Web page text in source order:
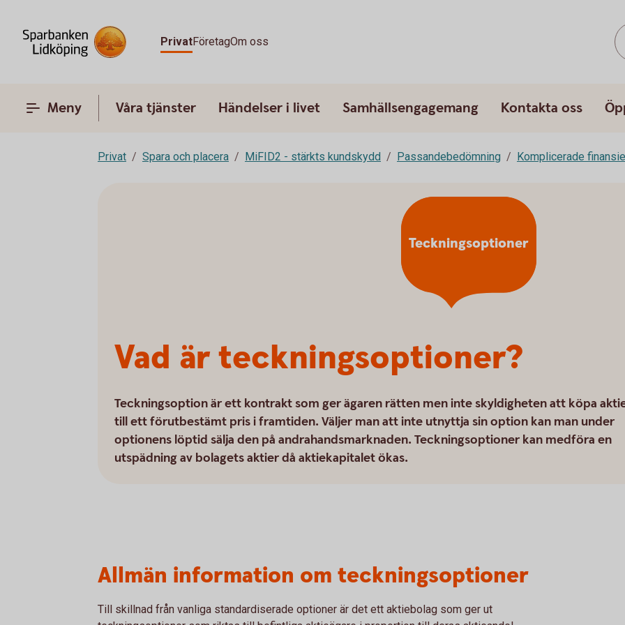
PrivatFöretagOm oss
Meny Våra tjänster Händelser i livet Samhällsengagemang Kontakta oss
Privat Spara och placera MiFID2 - stärkts kundskydd Passandebedömning Komplicerade
Vad är teckningsoptioner?
Teckningsoption är ett kontrakt som ger ägaren rätten men inte skyldigheten att köpa
till ett förutbestämt pris i framtiden. Väljer man att inte utnyttja sin option kan man under
optionens löptid sälja den på andrahandsmarknaden. Teckningsoptioner kan medföra en
utspädning av bolagets aktier då aktiekapitalet ökas.
Teckningsoptioner
Allmän information om teckningsoptioner
Till skillnad från vanliga standardiserade optioner är det ett aktiebolag som ger ut